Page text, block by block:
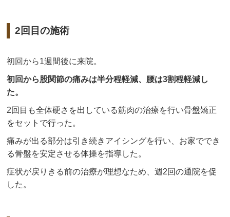
2回目の施術
初回から1週間後に来院。
初回から股関節の痛みは半分程軽減、腰は3割程軽減し
た。
2回目も全体硬さを出している筋肉の治療を行い骨盤矯正
をセットで行った。
痛みが出る部分は引き続きアイシングを行い、お家ででき
る骨盤を安定させる体操を指導した。
症状が戻りきる前の治療が理想なため、週2回の通院を促
した。